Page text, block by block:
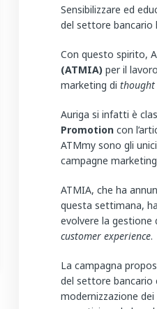
Sensibilizzare ed
del settore bancario
Con questo spirito,
(ATMIA) per il
marketing di thought
Auriga si infatti è
Promotioncon
ATMmy sono gli
campagne
ATMIA, che ha
questa settimana,
evolvere la gestione
customer experience.
La campagna
del settore bancario
modernizzazione